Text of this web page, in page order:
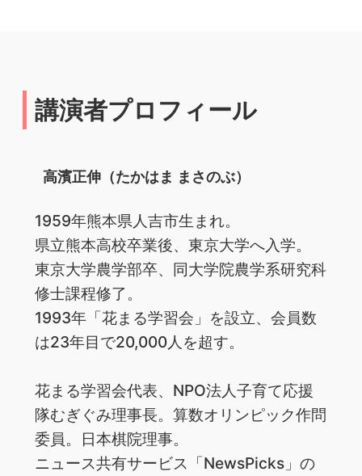
講演者プロフィール
高濱正伸（たかはま まさのぶ）
1959年熊本県人吉市生まれ。
県立熊本高校卒業後、東京大学へ入学。
東京大学農学部卒、同大学院農学系研究科
修士課程修了。
1993年「花まる学習会」を設立、会員数
は23年目で20,000人を超す。
花まる学習会代表、NPO法人子育て応援
隊むぎぐみ理事長。算数オリンピック作問
委員。日本棋院理事。
ニュース共有サービス「NewsPicks」の